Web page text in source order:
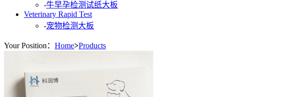
-牛早孕检测试纸大板
Veterinary Rapid Test
-宠物检测大板
Your Position： Home>Products